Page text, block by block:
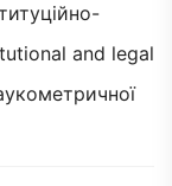
and legal